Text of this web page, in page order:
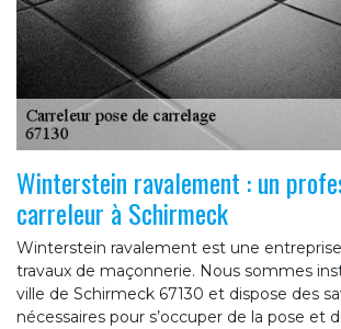
Winterstein ravalement : un
carreleur à Schirmeck
Winterstein ravalement est une
travaux de maçonnerie. Nous sommes
ville de Schirmeck 67130 et dispose des
nécessaires pour s’occuper de la pose et